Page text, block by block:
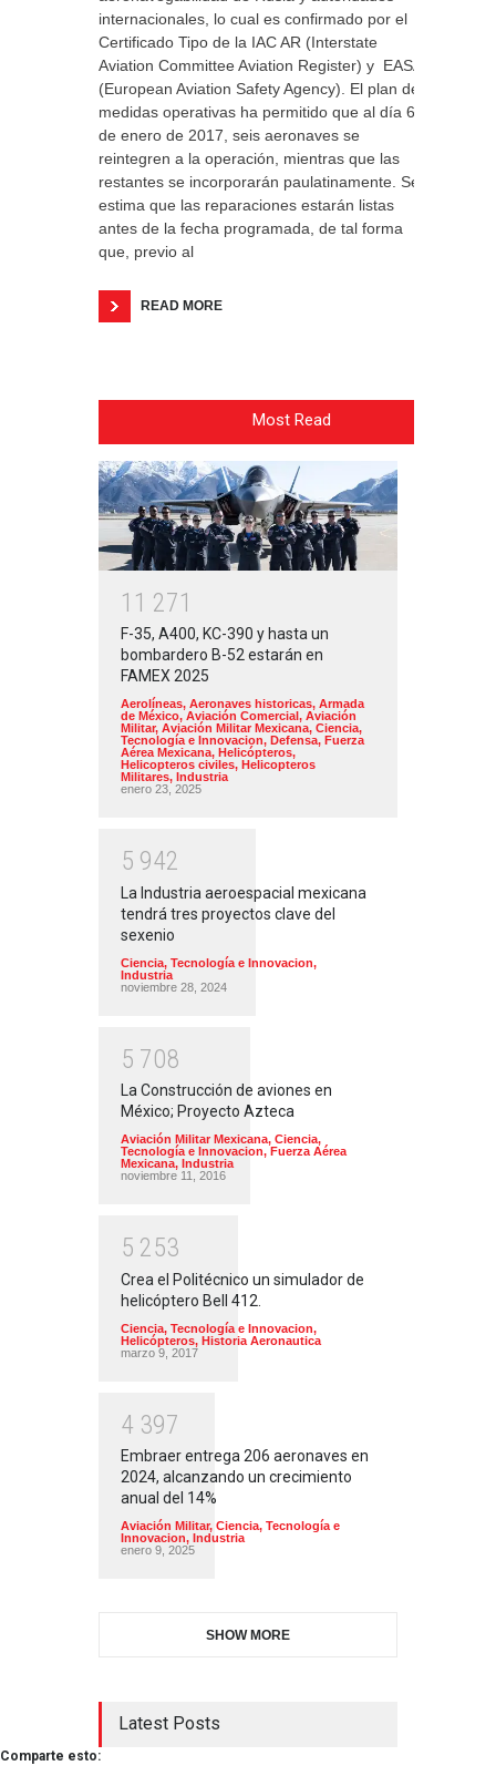
internacionales, lo cual es confirmado por el
Certificado Tipo de la IAC AR (Interstate
Aviation Committee Aviation Register) y EASA
(European Aviation Safety Agency). El plan de
medidas operativas ha permitido que al día 6
de enero de 2017, seis aeronaves se
reintegren a la operación, mientras que las
restantes se incorporarán paulatinamente. Se
estima que las reparaciones estarán listas
antes de la fecha programada, de tal forma
que, previo al
READ MORE
Most Read
1 1 271
F-35, A400, KC-390 y hasta un
bombardero B-52 estarán en
FAMEX 2025
Aerolíneas, Aeronaves historicas, Armada
de México, Aviación Comercial, Aviación
Militar, Aviación Militar Mexicana, Ciencia,
Tecnología e Innovacion, Defensa, Fuerza
Aérea Mexicana, Helicópteros,
Helicopteros civiles, Helicopteros
Militares, Industria
enero 23, 2025
5 942
La Industria aeroespacial mexicana
tendrá tres proyectos clave del
sexenio
Ciencia, Tecnología e Innovacion,
Industria
noviembre 28, 2024
5 708
La Construcción de aviones en
México; Proyecto Azteca
Aviación Militar Mexicana, Ciencia,
Tecnología e Innovacion, Fuerza Aérea
Mexicana, Industria
noviembre 11, 2016
5 253
Crea el Politécnico un simulador de
helicóptero Bell 412.
Ciencia, Tecnología e Innovacion,
Helicópteros, Historia Aeronautica
marzo 9, 2017
4 397
Embraer entrega 206 aeronaves en
2024, alcanzando un crecimiento
anual del 14%
Aviación Militar, Ciencia, Tecnología e
Innovacion, Industria
enero 9, 2025
SHOW MORE
Latest Posts
Comparte esto: